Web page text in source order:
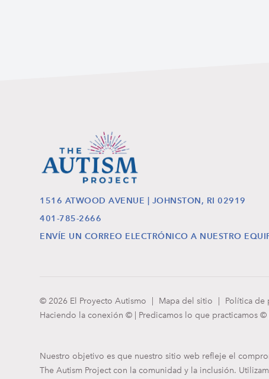
1516 ATWOOD AVENUE | JOHNSTON, RI 02919
401-785-2666
ENVÍE UN CORREO ELECTRÓNICO A NUESTRO
© 2026 El Proyecto Autismo Mapa del sitio Política de
Haciendo la conexión © | Predicamos lo que practicamos ©
Nuestro objetivo es que nuestro sitio web refleje el
The Autism Project con la comunidad y la inclusión.